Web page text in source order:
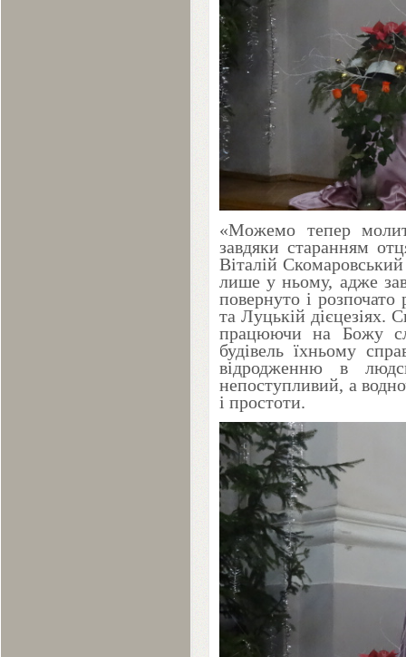
«Можемо тепер
завдяки старанням
Віталій
лише у ньому, адже
повернуто і
та Луцькій дієцезіях.
працюючи на Божу
будівель їхньому
відродженню в
непоступливий, а
і простоти.